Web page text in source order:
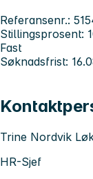
Referansenr.:
Stillingsprosent:
Fast
Søknadsfrist:
Trine Nordvik
HR-Sjef